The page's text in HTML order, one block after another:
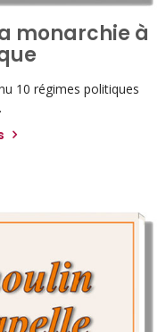
monarchie à
10 régimes politiques